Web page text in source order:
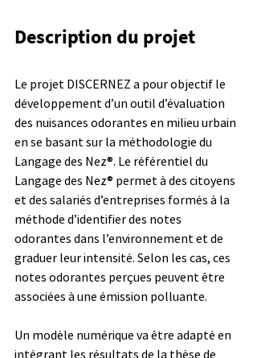
Description du projet
Le projet DISCERNEZ a pour objectif le
développement d’un outil d’évaluation
des nuisances odorantes en milieu urbain
en se basant sur la méthodologie du
Langage des Nez®. Le référentiel du
Langage des Nez® permet à des citoyens
et des salariés d’entreprises formés à la
méthode d’identifier des notes
odorantes dans l’environnement et de
graduer leur intensité. Selon les cas, ces
notes odorantes perçues peuvent être
associées à une émission polluante.
Un modèle numérique va être adapté en
intégrant les résultats de la thèse de